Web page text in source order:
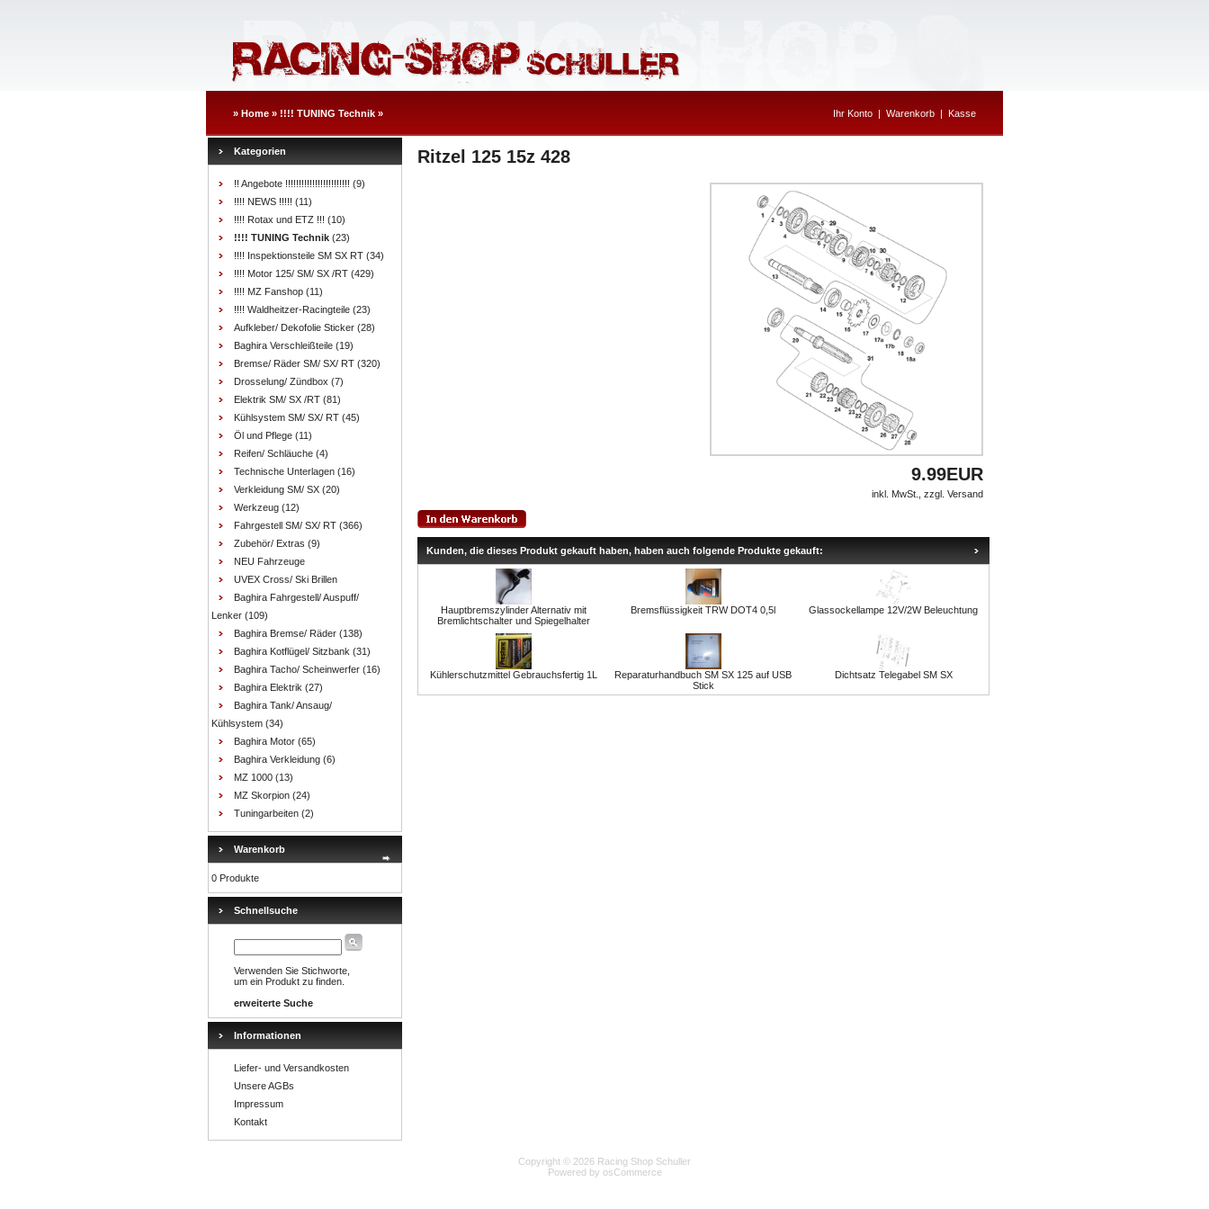
» Home » !!!! TUNING Technik » Ihr Konto | Warenkorb | Kasse
Kategorien
!! Angebote !!!!!!!!!!!!!!!!!!!!!!!! (9)
!!!! NEWS !!!!! (11)
!!!! Rotax und ETZ !!! (10)
!!!! TUNING Technik (23)
!!!! Inspektionsteile SM SX RT (34)
!!!! Motor 125/ SM/ SX /RT (429)
!!!! MZ Fanshop (11)
!!!! Waldheitzer-Racingteile (23)
Aufkleber/ Dekofolie Sticker (28)
Baghira Verschleißteile (19)
Bremse/ Räder SM/ SX/ RT (320)
Drosselung/ Zündbox (7)
Elektrik SM/ SX /RT (81)
Kühlsystem SM/ SX/ RT (45)
Öl und Pflege (11)
Reifen/ Schläuche (4)
Technische Unterlagen (16)
Verkleidung SM/ SX (20)
Werkzeug (12)
Fahrgestell SM/ SX/ RT (366)
Zubehör/ Extras (9)
NEU Fahrzeuge
UVEX Cross/ Ski Brillen
Baghira Fahrgestell/ Auspuff/
Lenker (109)
Baghira Bremse/ Räder (138)
Baghira Kotflügel/ Sitzbank (31)
Baghira Tacho/ Scheinwerfer (16)
Baghira Elektrik (27)
Baghira Tank/ Ansaug/
Kühlsystem (34)
Baghira Motor (65)
Baghira Verkleidung (6)
MZ 1000 (13)
MZ Skorpion (24)
Tuningarbeiten (2)
Warenkorb
0 Produkte
Schnellsuche
Verwenden Sie Stichworte,
um ein Produkt zu finden.
erweiterte Suche
Informationen
Liefer- und Versandkosten
Unsere AGBs
Impressum
Kontakt
Ritzel 125 15z 428
9.99EUR
inkl. MwSt., zzgl. Versand
Kunden, die dieses Produkt gekauft haben, haben auch folgende Produkte gekauft:
Hauptbremszylinder Alternativ mit
Bremlichtschalter und Spiegelhalter
Bremsflüssigkeit TRW DOT4 0,5l Glassockellampe 12V/2W Beleuchtung
Kühlerschutzmittel Gebrauchsfertig 1L
Reparaturhandbuch SM SX 125 auf USB
Stick
Dichtsatz Telegabel SM SX
Copyright © 2026 Racing Shop Schuller
Powered by osCommerce